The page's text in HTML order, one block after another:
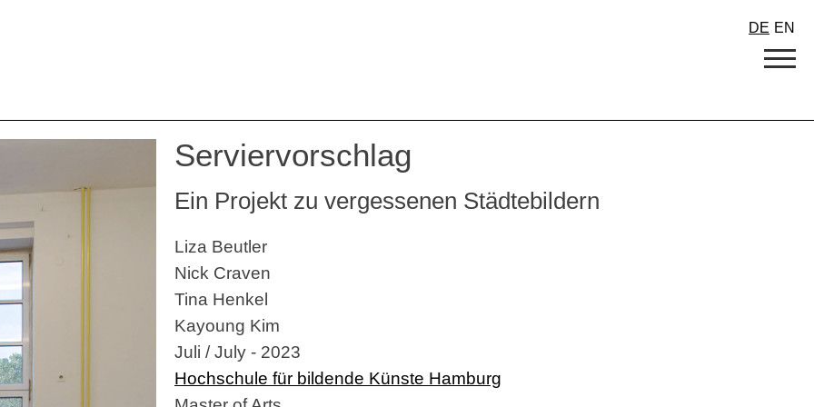
DE EN
Serviervorschlag
Ein Projekt zu vergessenen Städtebildern
Liza Beutler
Nick Craven
Tina Henkel
Kayoung Kim
Juli / July - 2023
Hochschule für bildende Künste Hamburg